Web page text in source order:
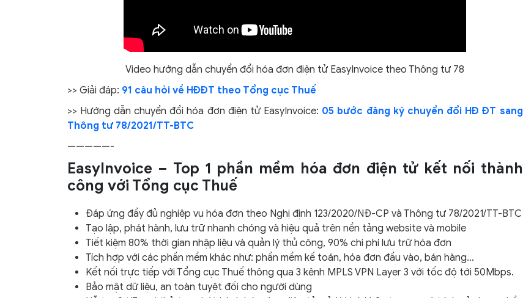
Video hướng dẫn chuyển đổi hóa đơn điện tử EasyInvoice theo Thông tư 78
>> Giải đáp: 91 câu hỏi về HĐĐT theo Tổng cục Thuế
>> Hướng dẫn chuyển đổi hóa đơn điện tử EasyInvoice: 05 bước đăng ký chuyển đổi HĐ ĐT sang
Thông tư 78/2021/TT-BTC
—————-
EasyInvoice – Top 1 phần mềm hóa đơn điện tử kết nối thành
công với Tổng cục Thuế
Đáp ứng đầy đủ nghiệp vụ hóa đơn theo Nghị định 123/2020/NĐ-CP và Thông tư 78/2021/TT-BTC
Tạo lập, phát hành, lưu trữ nhanh chóng và hiệu quả trên nền tảng website và mobile
Tiết kiệm 80% thời gian nhập liệu và quản lý thủ công, 90% chi phí lưu trữ hóa đơn
Tích hợp với các phần mềm khác như: phần mềm kế toán, hóa đơn đầu vào, bán hàng…
Kết nối trực tiếp với Tổng cục Thuế thông qua 3 kênh MPLS VPN Layer 3 với tốc độ tới 50Mbps.
Bảo mật dữ liệu, an toàn tuyệt đối cho người dùng